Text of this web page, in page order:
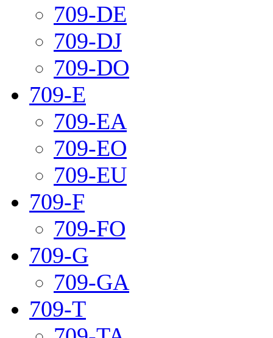
709-DE
709-DJ
709-DO
709-E
709-EA
709-EO
709-EU
709-F
709-FO
709-G
709-GA
709-T